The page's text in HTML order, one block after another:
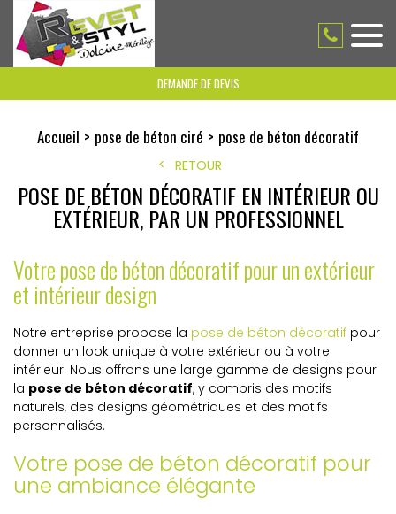
DEMANDE DE DEVIS
Accueil pose de béton ciré pose de béton décoratif
RETOUR
POSE DE BÉTON DÉCORATIF EN INTÉRIEUR OU
EXTÉRIEUR, PAR UN PROFESSIONNEL
Votre pose de béton décoratif pour un extérieur
et intérieur design
Notre entreprise propose la pose de béton décoratif pour
donner un look unique à votre extérieur ou à votre
intérieur. Nous offrons une large gamme de designs pour
la pose de béton décoratif, y compris des motifs
naturels, des designs géométriques et des motifs
personnalisés.
Votre pose de béton décoratif pour
une ambiance élégante